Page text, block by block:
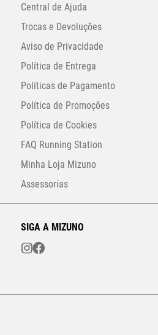
Central de Ajuda
Trocas e Devoluções
Aviso de Privacidade
Política de Entrega
Políticas de Pagamento
Política de Promoções
Política de Cookies
FAQ Running Station
Minha Loja Mizuno
Assessorias
SIGA A MIZUNO